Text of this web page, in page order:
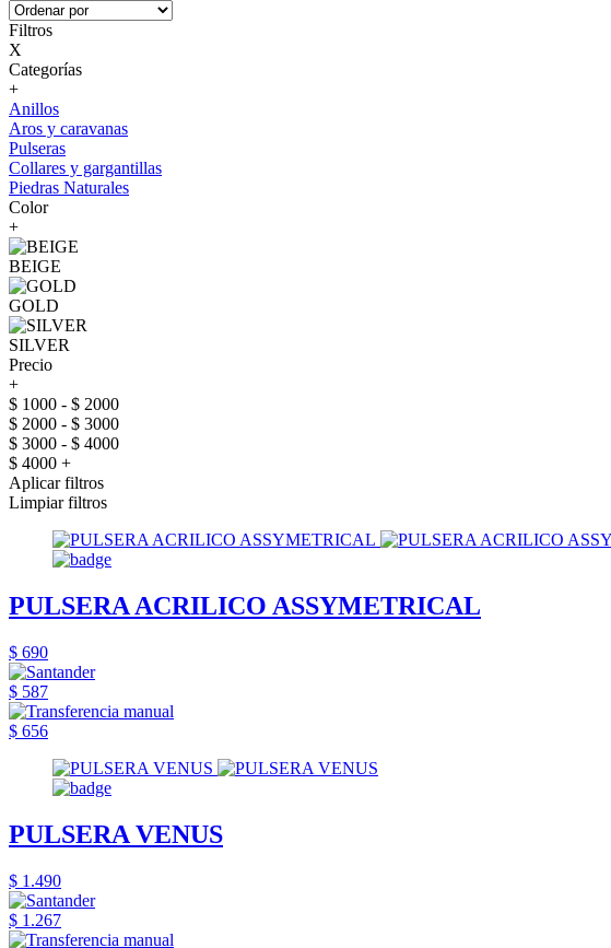
Filtros
X
Categorías
+
Anillos
Aros y caravanas
Pulseras
Collares y gargantillas
Piedras Naturales
Color
+
BEIGE
GOLD
SILVER
Precio
+
$ 1000 - $ 2000
$ 2000 - $ 3000
$ 3000 - $ 4000
$ 4000 +
Aplicar filtros
Limpiar filtros
PULSERA ACRILICO ASSYMETRICAL
$ 690
$ 587
$ 656
PULSERA VENUS
$ 1.490
$ 1.267